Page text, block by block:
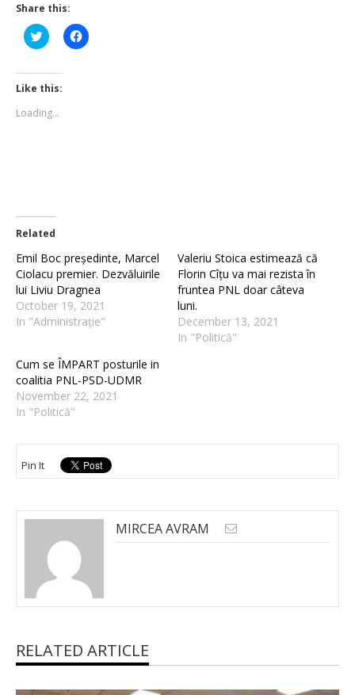
Share this:
Click
to
Twitter
(Opens
in
window)
Click
to
Like this:
Loading...
Related
Emil Boc președinte, Marcel
Ciolacu premier. Dezvăluirile
lui Liviu Dragnea
October 19, 2021
In "Administrație"
Valeriu Stoica estimează că
Florin Cîțu va mai rezista în
fruntea PNL doar câteva
luni.
December 13, 2021
In "Politică"
Cum se ÎMPART posturile in
coalitia PNL-PSD-UDMR
November 22, 2021
In "Politică"
Pin It
MIRCEA AVRAM
RELATED ARTICLE